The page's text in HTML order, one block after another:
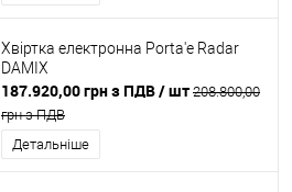
Хвіртка електронна Porta'e Radar
DAMIX
187.920,00 грн з ПДВ/ шт 208.800,00
грн з ПДВ
Детальніше